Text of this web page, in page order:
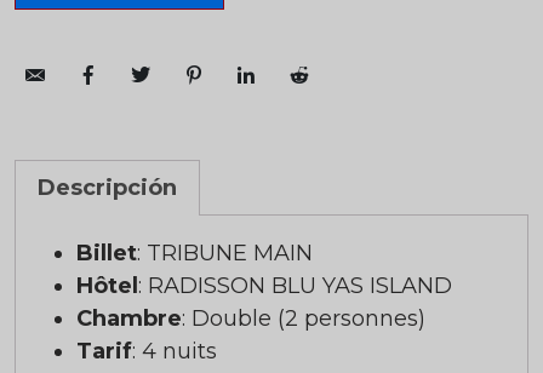
Descripción
Billet: TRIBUNE MAIN
Hôtel: RADISSON BLU YAS ISLAND
Chambre: Double (2 personnes)
Tarif: 4 nuits